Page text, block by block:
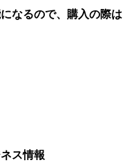
なるので、購入の際は
ス情報